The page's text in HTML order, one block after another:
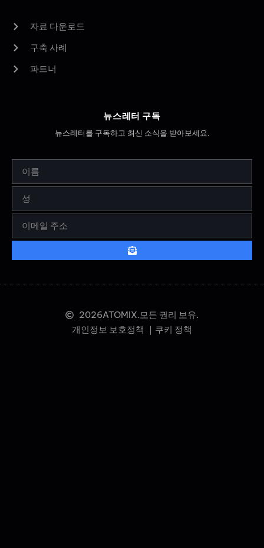
자료 다운로드
구축 사례
파트너
뉴스레터 구독
뉴스레터를 구독하고 최신 소식을 받아보세요.
2026ATOMIX.모든 권리 보유.
개인정보 보호정책 ｜ 쿠키 정책